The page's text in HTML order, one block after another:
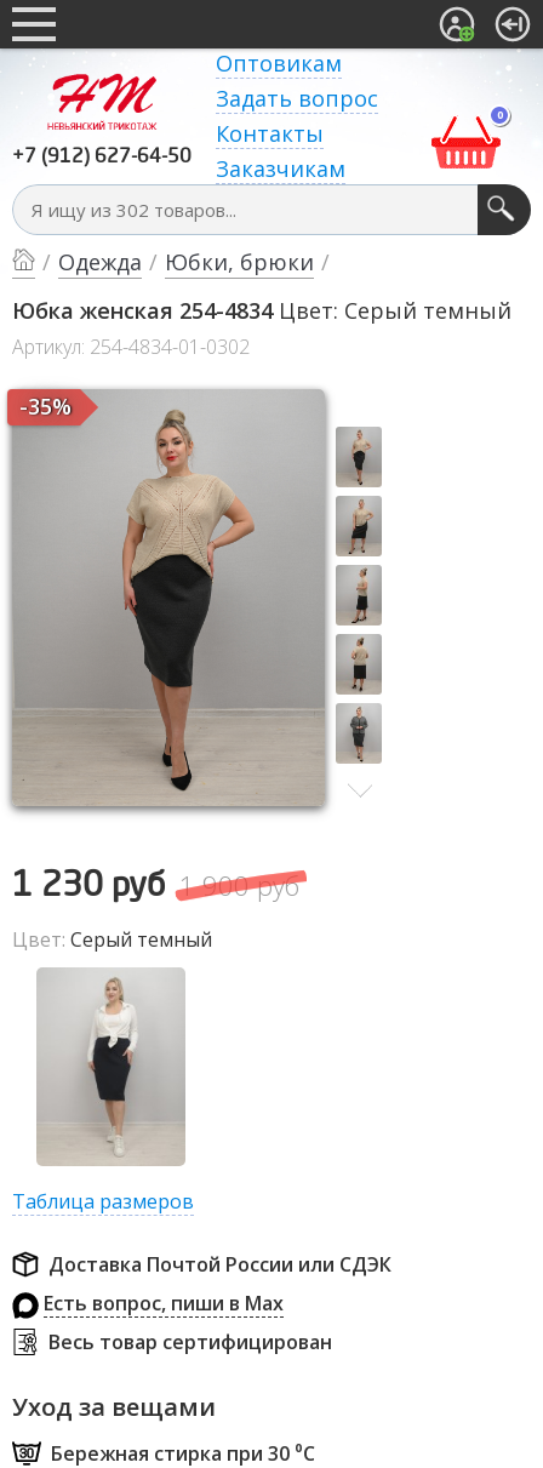
+7 (912) 627-64-50
Оптовикам
Задать вопрос
Контакты
Заказчикам
0
/ Одежда / Юбки, брюки /
Юбка женская 254-4834Цвет: Серый темный
Артикул: 254-4834-01-0302
-35%
1 230 руб 1 900 руб
Цвет: Серый темный
Таблица размеров
Доставка Почтой России или СДЭК
Есть вопрос, пиши в Max
Весь товар сертифицирован
Уход за вещами
Бережная стирка при 30 ⁰С